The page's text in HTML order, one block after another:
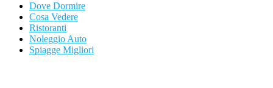
Dove Dormire
Cosa Vedere
Ristoranti
Noleggio Auto
Spiagge Migliori